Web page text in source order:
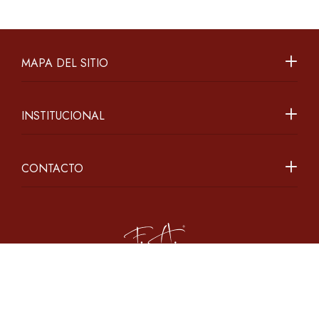
MAPA DEL SITIO
INSTITUCIONAL
CONTACTO